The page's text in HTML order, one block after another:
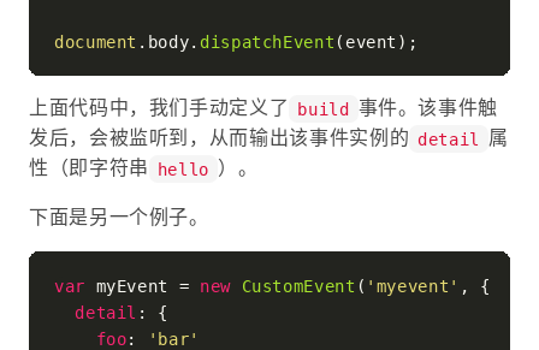
document . body. dispatchEvent
上面代码中，我们手动定义了 build 事件。该事件触
发后，会被监听到，从而输出该事件实例的 detail
属
性（即字符串
hello ）。
下面是另一个例子。
var myEvent = new CustomEvent ( 'myevent' , {
detail : {
foo:
'bar'